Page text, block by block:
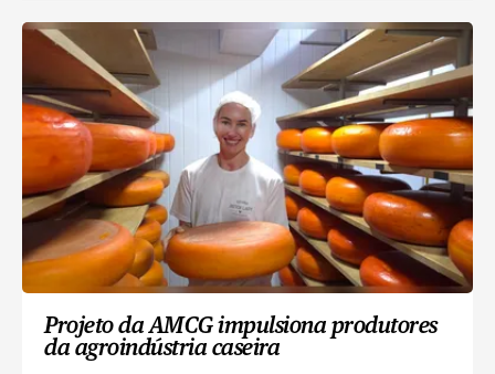
Projeto da AMCG impulsiona produtores
da agroindústria caseira